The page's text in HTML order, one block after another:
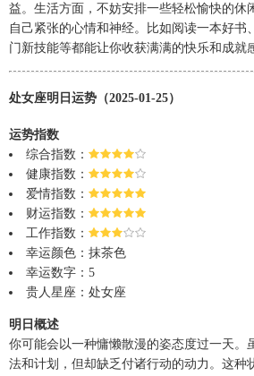
益。生活方面，不妨安排一些轻松愉快的休
自己紧张的心情和神经。比如阅读一本好书
门新技能等都能让你收获满满的快乐和成就
处女座明日运势（2025-01-25）
运势指数
综合指数：
健康指数：
爱情指数：
财运指数：
工作指数：
幸运颜色：抹茶色
幸运数字：5
贵人星座：处女座
明日概述
你可能会以一种慵懒散漫的姿态度过一天。
法和计划，但却缺乏付诸行动的动力。这种